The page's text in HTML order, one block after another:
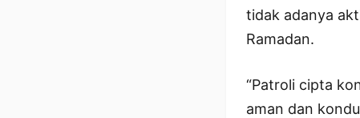
tidak adanya
Ramadan.
“Patroli cipta
aman dan